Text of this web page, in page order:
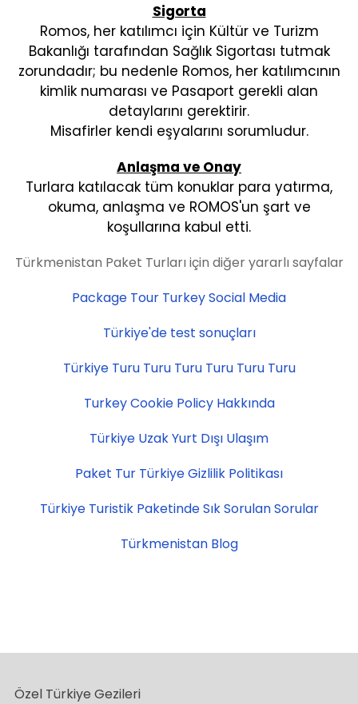
Sigorta
Romos, her katılımcı için Kültür ve Turizm
Bakanlığı tarafından Sağlık Sigortası tutmak
zorundadır; bu nedenle Romos, her katılımcının
kimlik numarası ve Pasaport gerekli alan
detaylarını gerektirir.
Misafirler kendi eşyalarını sorumludur.
Anlaşma ve Onay
Turlara katılacak tüm konuklar para yatırma,
okuma, anlaşma ve ROMOS'un şart ve
koşullarına kabul etti.
Türkmenistan Paket Turları için diğer yararlı sayfalar
Package Tour Turkey Social Media
Türkiye'de test sonuçları
Türkiye Turu Turu Turu Turu Turu Turu
Turkey Cookie Policy Hakkında
Türkiye Uzak Yurt Dışı Ulaşım
Paket Tur Türkiye Gizlilik Politikası
Türkiye Turistik Paketinde Sık Sorulan Sorular
Türkmenistan Blog
Özel Türkiye Gezileri